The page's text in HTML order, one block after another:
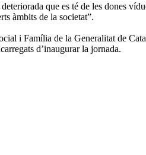
que es té de les dones
àmbits de la societat”.
i Família de la Generalitat de
d’inaugurar la jornada.